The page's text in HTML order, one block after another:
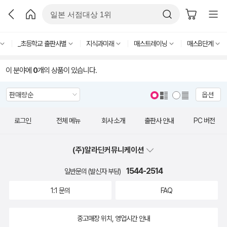
_초등학교 출판사별 지식과미래 매스트레이닝 매스B단계
이 분야에 0개의 상품이 있습니다.
옵션
로그인 전체 메뉴 회사 소개 출판사 안내 PC 버전
(주)알라딘커뮤니케이션
일반문의 (발신자 부담) 1544-2514
1:1 문의 FAQ
중고매장 위치, 영업시간 안내